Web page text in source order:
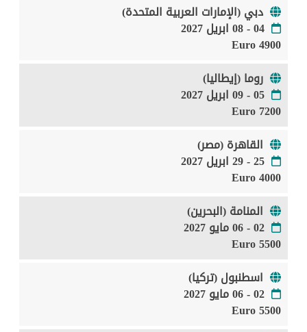
دبي (الإمارات العربية المتحدة)
04 - 08 ابريل 2027
4900 Euro
روما (إيطاليا)
05 - 09 ابريل 2027
7200 Euro
القاهرة (مصر)
25 - 29 ابريل 2027
4000 Euro
المنامة (البحرين)
02 - 06 مايو 2027
5500 Euro
اسطنبول (تركيا)
02 - 06 مايو 2027
5500 Euro